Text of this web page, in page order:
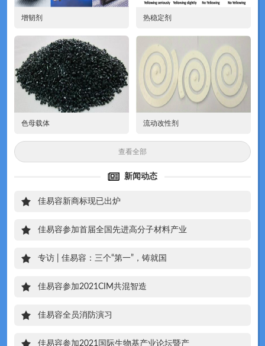
增韧剂 热稳定剂
色母载体 流动改性剂
查看全部
新闻动态
佳易容新商标现已出炉
佳易容参加首届全国先进高分子材料产业
专访 | 佳易容：三个“第一”，铸就国
佳易容参加2021CIM共混智造
佳易容全员消防演习
佳易容参加2021国际生物基产业论坛暨产